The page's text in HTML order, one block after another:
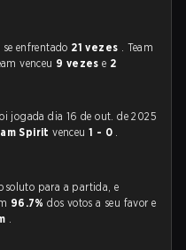
enfrentado 21 vezes . Team
venceu 9 vezese 2
jogada dia 16 de out. de 2025
Spiritvenceu1 - 0 .
para a partida, e
96.7%dos votos a seu favor e
.